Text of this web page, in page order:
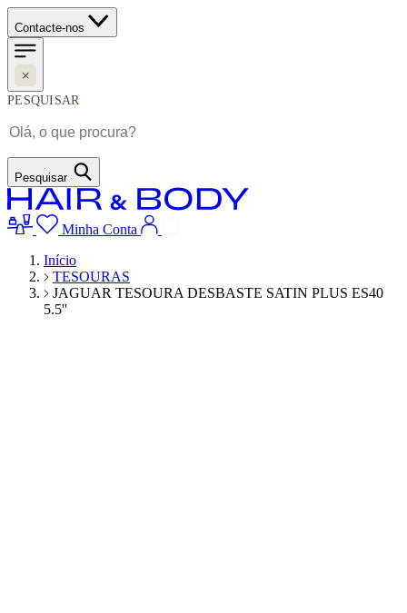
Contacte-nos
PESQUISAR
Pesquisar
Minha Conta
Início
TESOURAS
JAGUAR TESOURA DESBASTE SATIN PLUS ES40
5.5''